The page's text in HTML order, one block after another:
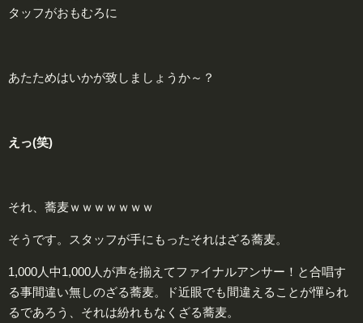
タッフがおもむろに
あたためはいかが致しましょうか～？
えっ(笑)
それ、蕎麦ｗｗｗｗｗｗｗ
そうです。スタッフが手にもったそれはざる蕎麦。
1,000人中1,000人が声を揃えてファイナルアンサー！と合唱す
る事間違い無しのざる蕎麦。ド近眼でも間違えることが憚られ
るであろう、それは紛れもなく ざる蕎麦。